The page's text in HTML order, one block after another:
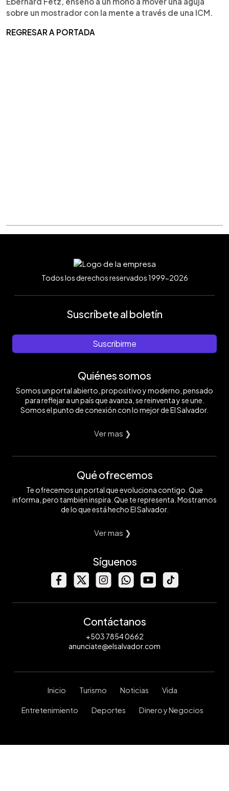
sobre un mostrador con la mente a través de una ICM.
REGRESAR A PORTADA
Todos los derechos reservados 1999-2026
Suscríbete al boletín
Suscribirme
Quiénes somos
Somos un portal abierto, propositivo y moderno, pensado
para reflejar a un país que avanza, se reinventa y se une.
Somos el punto de conexión con lo mejor de El Salvador.
Ver mas ❯
Qué ofrecemos
Te ofrecemos un portal que evoluciona contigo. Que
informa, pero también inspira. Que te representa. Mostramos
de lo que está hecho El Salvador.
Ver mas ❯
Síguenos
Contáctanos
+503 7854 0662
anunciate@elsalvador.com
Inicio Turismo Noticias Vida
Entretenimiento Deportes Dinero y Negocios